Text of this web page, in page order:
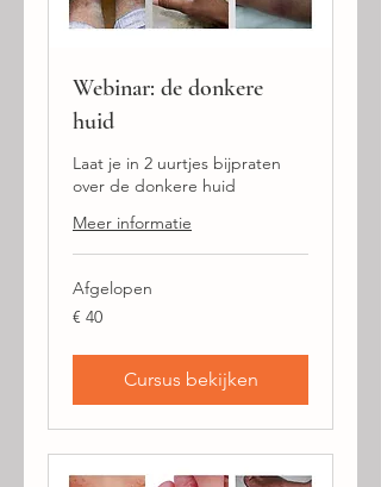
Webinar: de donkere
huid
Laat je in 2 uurtjes bijpraten
over de donkere huid
Meer informatie
Afgelopen
40
euro
€ 40
Cursus bekijken